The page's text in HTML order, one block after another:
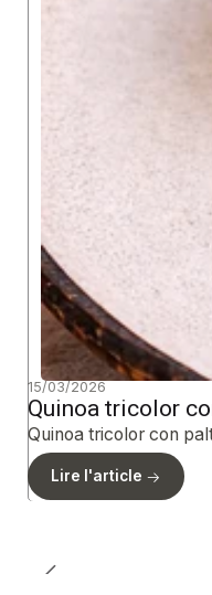
15/03/2026
Quinoa tricolor
Quinoa tricolor con
Lire l'article